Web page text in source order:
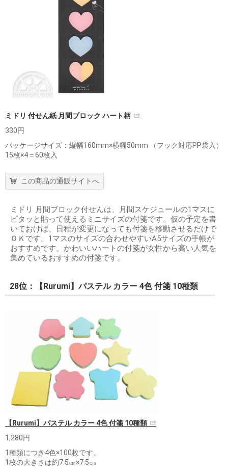
ミドリ 付せん紙 月間ブロック ハート柄
330円
パッケージサイズ：縦幅160mm×横幅50mm （フック対応PP袋入）
15枚×4＝60枚入
この商品の通販サイトへ
ミドリ 月間ブロック付せんは、月間スケジュールの1マスに
ピタッと貼って使えるミニサイズの付箋です。仮の予定を書
いておけば、日程が変更になっても付箋を移動させるだけで
ＯＫです。1マスのサイズの合わせやすいA5サイズの手帳が
おすすめです。かわいいハートの付箋が女性から高い人気を
集めているおすすめの付箋です。
28位：【Rurumi】パステル カラー 4色 付箋 10種類
【Rurumi】パステル カラー 4色 付箋 10種類
1,280円
1種類につき4色×100枚です。
1枚の大きさは約7.5㎝×7.5㎝